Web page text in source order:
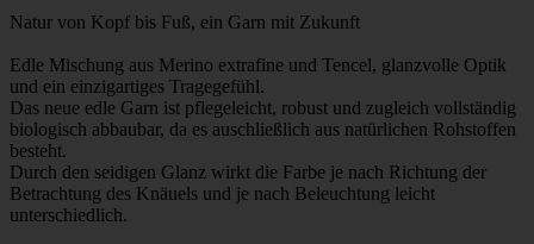
Natur von Kopf bis Fuß, ein Garn mit Zukunft
Edle Mischung aus Merino extrafine und Tencel, glanzvolle Optik
und ein einzigartiges Tragegefühl.
Das neue edle Garn ist pflegeleicht, robust und zugleich vollständig
biologisch abbaubar, da es auschließlich aus natürlichen Rohstoffen
besteht.
Durch den seidigen Glanz wirkt die Farbe je nach Richtung der
Betrachtung des Knäuels und je nach Beleuchtung leicht
unterschiedlich.